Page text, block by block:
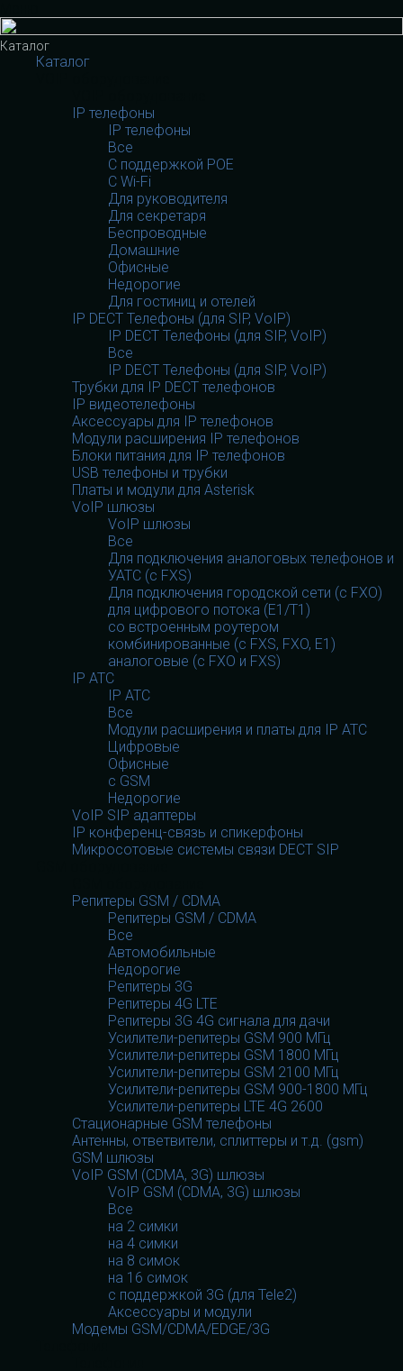
Каталог
Каталог
IP телефоны
IP телефоны
Все
С поддержкой POE
C Wi-Fi
Для руководителя
Для секретаря
Беспроводные
Домашние
Офисные
Недорогие
Для гостиниц и отелей
IP DECT Телефоны (для SIP, VoIP)
IP DECT Телефоны (для SIP, VoIP)
Все
IP DECT Телефоны (для SIP, VoIP)
Трубки для IP DECT телефонов
IP видеотелефоны
Аксессуары для IP телефонов
Модули расширения IP телефонов
Блоки питания для IP телефонов
USB телефоны и трубки
Платы и модули для Asterisk
VoIP шлюзы
VoIP шлюзы
Все
Для подключения аналоговых телефонов и
УАТС (с FXS)
Для подключения городской сети (с FXO)
для цифрового потока (E1/T1)
со встроенным роутером
комбинированные (c FXS, FXO, E1)
аналоговые (с FXO и FXS)
IP АТС
IP АТС
Все
Модули расширения и платы для IP АТС
Цифровые
Офисные
с GSM
Недорогие
VoIP SIP адаптеры
IP конференц-связь и спикерфоны
Микросотовые системы связи DECT SIP
Репитеры GSM / CDMA
Репитеры GSM / CDMA
Все
Автомобильные
Недорогие
Репитеры 3G
Репитеры 4G LTE
Репитеры 3G 4G сигнала для дачи
Усилители-репитеры GSM 900 МГц
Усилители-репитеры GSM 1800 МГц
Усилители-репитеры GSM 2100 МГц
Усилители-репитеры GSM 900-1800 МГц
Усилители-репитеры LTE 4G 2600
Стационарные GSM телефоны
Антенны, ответвители, сплиттеры и т.д. (gsm)
GSM шлюзы
VoIP GSM (CDMA, 3G) шлюзы
VoIP GSM (CDMA, 3G) шлюзы
Все
на 2 симки
на 4 симки
на 8 симок
на 16 симок
с поддержкой 3G (для Tele2)
Аксессуары и модули
Модемы GSM/CDMA/EDGE/3G